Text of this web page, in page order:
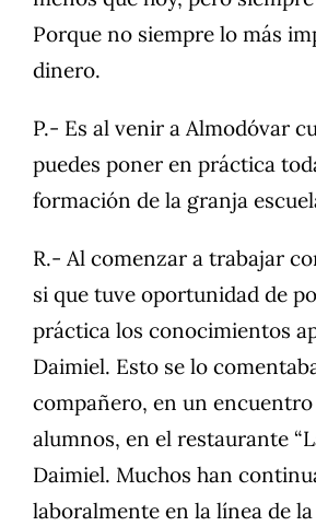
Porque no siempre lo más
dinero.
P.- Es al venir a Almodóvar
puedes poner en práctica
formación de la granja
R.- Al comenzar a trabajar
si que tuve oportunidad de
práctica los conocimientos
Daimiel. Esto se lo
compañero, en un
alumnos, en el restaurante
Daimiel. Muchos han
laboralmente en la línea de